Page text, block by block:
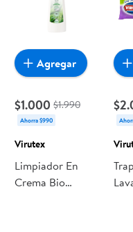
$1.000 $1.990
Ahorra $990
Virutex
Limpiador En
Crema Bio
Agregar